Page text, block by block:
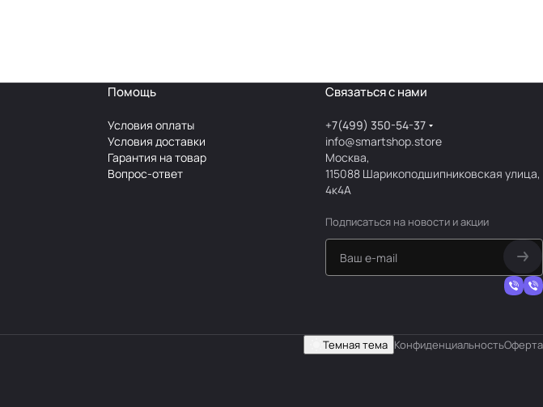
Помощь
Условия оплаты
Условия доставки
Гарантия на товар
Вопрос-ответ
Связаться с нами
+7(499) 350-54-37
info@smartshop.store
Москва,
115088 Шарикоподшипниковская улица,
4к4А
Подписаться на новости и акции
Темная тема КонфиденциальностьОферта